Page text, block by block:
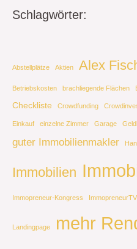
Schlagwörter:
Abstellplätze Aktien Alex
Betriebskosten brachliegende Flächen
Checkliste Crowdfunding
Einkauf einzelne Zimmer Garage
guter Immobilienmakler
Immobilien
Immopreneur-Kongress ImmopreneurTV
Landingpage mehr